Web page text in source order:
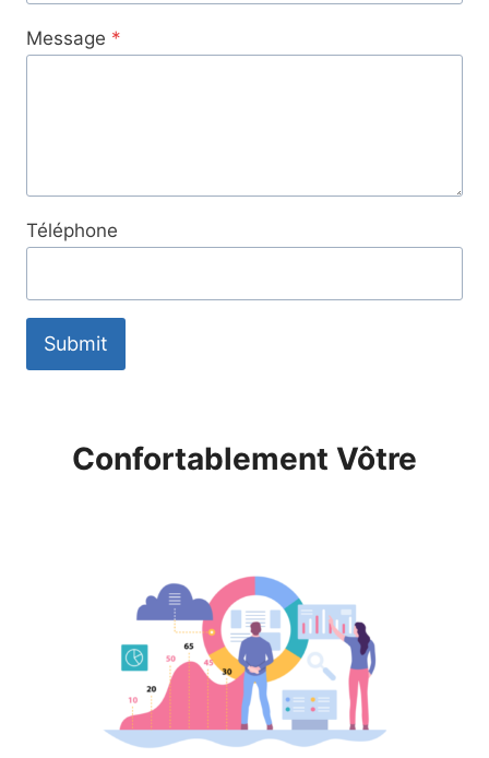
Message *
Téléphone
Submit
Confortablement Vôtre